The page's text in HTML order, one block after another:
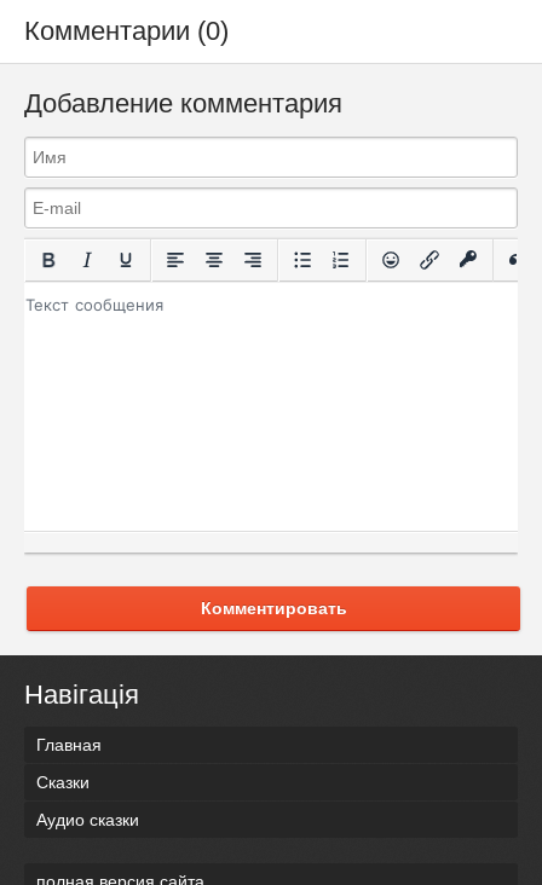
Комментарии (0)
Добавление комментария
Комментировать
Навігація
Главная
Сказки
Аудио сказки
полная версия сайта